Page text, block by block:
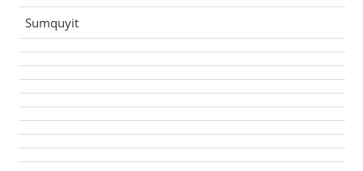
Sumquyit